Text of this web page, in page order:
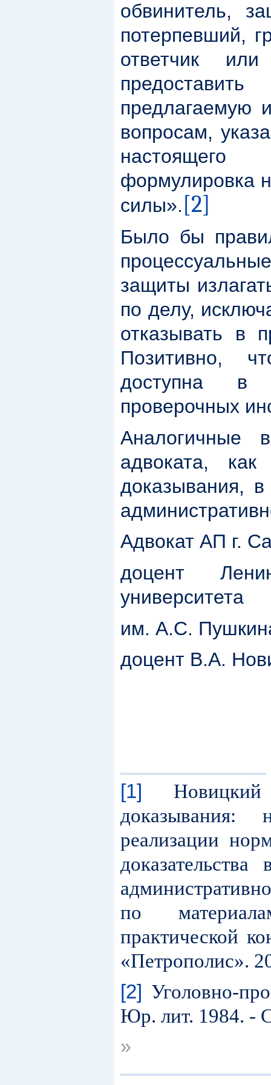
обвинитель,
потерпевший,
ответчик
предлагаемую
вопросам,
формулировка
силы». [2]
Было бы
защиты
по делу,
отказывать в
Позитивно,
доступна в
проверочных
Аналогичные
адвоката, как
доказывания,
Адвокат АП г.
доцент
университета
им. А.С.
доцент В.А.
[1]
Новицкий
реализации
по
практической
«Петрополис».
[2] Уголовно-
Юр. лит. 1984. -
»